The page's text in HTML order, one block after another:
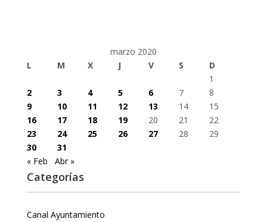
marzo 2020
L
M X J V S
D
1
2
3 4 5 6 7
8
9
10 11 12 13 14
15
16
17 18 19 20 21
22
23
24 25 26 27 28
29
30
31
« Feb
Abr »
Categorías
Canal Ayuntamiento